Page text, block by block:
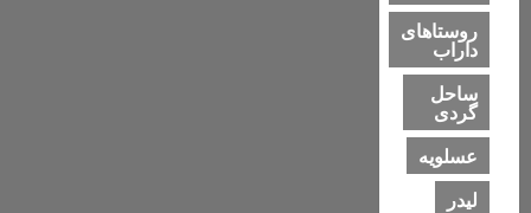
روستاهای
داراب
ساحل
گردی
عسلویه
لیدر